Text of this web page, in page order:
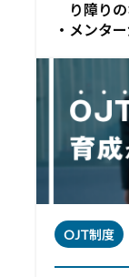
り障り
メンタ
OJT制度